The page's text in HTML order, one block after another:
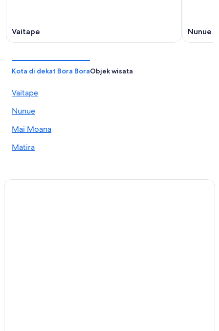
Vaitape Nunue
Kota di dekat Bora BoraObjek wisata
Vaitape
Nunue
Mai Moana
Matira